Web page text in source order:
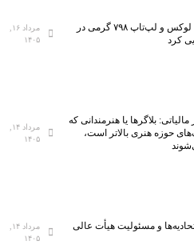
هواوی از MPVهای لوکس و لپ‌تاپ ۷۹۸ گرمی در
۱۴۰۵
بلاگر‌ها یا هنرمندانی که
حوزه هنری بالاتر است،
۱۴۰۵
و مسئولیت هیأت عالی
۱۴۰۵